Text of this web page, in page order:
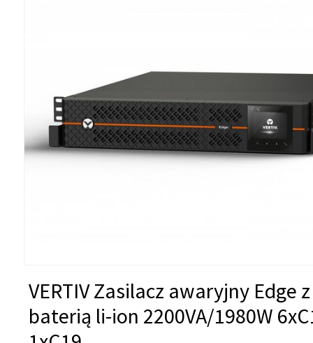
VERTIV Zasilacz awaryjny Edge z
baterią li-ion 2200VA/1980W